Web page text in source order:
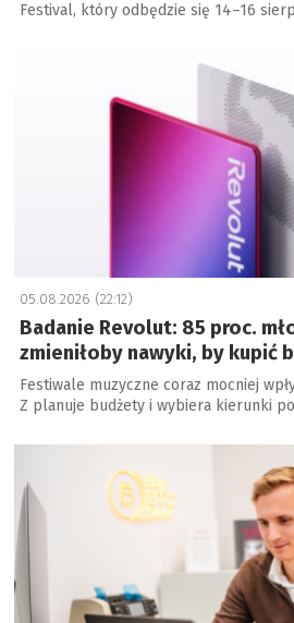
Festival, który odbędzie się 14–16
05.08.2026 (22:12)
Badanie Revolut: 85 proc.
zmieniłoby nawyki, by kupić
Festiwale muzyczne coraz mocniej
Z planuje budżety i wybiera kierunki
a